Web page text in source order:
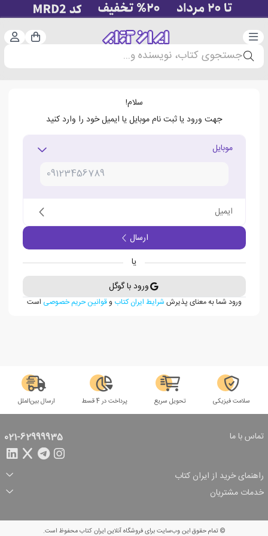
دسته‌بندی سبد
جستجوی کتاب، نویسنده و...
سلام!
جهت ورود یا ثبت نام موبایل یا ایمیل خود را وارد کنید
موبایل
ایمیل
ارسال
یا
ورود با گوگل
ورود شما به معنای پذیرش شرایط ایران کتاب وقوانین حریم خصوصی است
سلامت فیزیکی تحویل سریع پرداخت در 4 قسط ارسال بین‌الملل
تماس با ما 021-62999935
راهنمای خرید از ایران کتاب
ثبت سفارش
شرایط ارسال سفارش
شیوه پرداخت
تخفیف‌های خرید
خدمات مشتریان
© تمام حقوق این وب‌سایت برای فروشگاه آنلاین ایران کتاب محفوظ است.